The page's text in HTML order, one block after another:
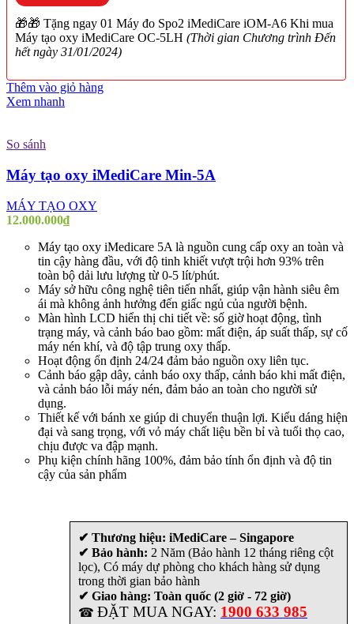
🎁🎁 Tặng ngay 01 Máy đo Spo2 iMediCare iOM-A6 Khi mua
Máy tạo oxy iMediCare OC-5LH (Thời gian Chương trình Đến
hết ngày 31/01/2024)
Thêm vào giỏ hàng
Xem nhanh
So sánh
Máy tạo oxy iMediCare Min-5A
MÁY TẠO OXY
12.000.000₫
Máy tạo oxy iMedicare 5A là nguồn cung cấp oxy an toàn và
tin cậy hàng đầu, với độ tinh khiết vượt trội hơn 93% trên
toàn bộ dải lưu lượng từ 0-5 lít/phút.
Máy sở hữu công nghệ tiên tiến nhất, giúp vận hành siêu êm
ái mà không ảnh hưởng đến giấc ngủ của người bệnh.
Màn hình LCD hiển thị chi tiết về: số giờ hoạt động, tình
trạng máy, và cảnh báo bao gồm: mất điện, áp suất thấp, sự cố
máy nén khí, và độ tập trung oxy thấp.
Hoạt động ổn định 24/24 đảm bảo nguồn oxy liên tục.
Cảnh báo gập dây, cảnh báo oxy thấp, cảnh báo khi mất điện,
và cảnh báo lỗi máy nén, đảm bảo an toàn cho người sử
dụng.
Thiết kế với bánh xe giúp di chuyển thuận lợi. Kiểu dáng hiện
đại và sang trọng, với vỏ máy chất liệu bền bỉ và tuổi thọ cao,
chịu được va đập mạnh.
Phụ kiện chính hãng 100%, đảm bảo tính ổn định và độ tin
cậy của sản phẩm
✔ Thương hiệu: iMediCare – Singapore
✔ Bảo hành: 2 Năm (Bảo hành 12 tháng riêng cột
lọc), Có máy dự phòng cho khách hàng sử dụng
trong thời gian bảo hành
✔ Giao hàng: Toàn quốc (2 giờ - 72 giờ)
☎ ĐẶT MUA NGAY: 1900 633 985